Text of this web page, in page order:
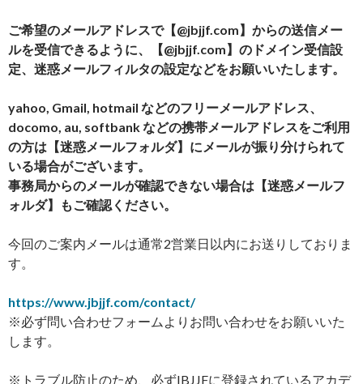
ご希望のメールアドレスで【@jbjjf.com】からの送信メー
ルを受信できるように、【@jbjjf.com】のドメイン受信設
定、迷惑メールフィルタの設定などをお願いいたします。
yahoo, Gmail, hotmail などのフリーメールアドレス、
docomo, au, softbank などの携帯メールアドレスをご利用
の方は【迷惑メールフォルダ】にメールが振り分けられて
いる場合がございます。
事務局からのメールが確認できない場合は【迷惑メールフ
ォルダ】もご確認ください。
今回のご案内メールは通常2営業日以内にお送りしておりま
す。
https://www.jbjjf.com/contact/
※必ず問い合わせフォームよりお問い合わせをお願いいた
します。
※トラブル防止のため、必ずIBJJFに登録されているアカデ